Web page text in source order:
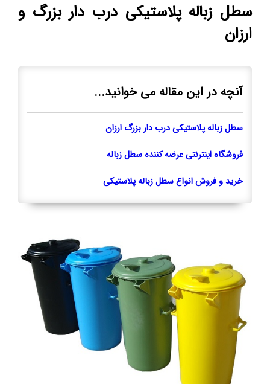
سطل زباله پلاستیکی درب دار بزرگ و
ارزان
آنچه در این مقاله می خوانید...
سطل زباله پلاستیکی درب دار بزرگ ارزان
فروشگاه اینترنتی عرضه کننده سطل زباله
خرید و فروش انواع سطل زباله پلاستیکی